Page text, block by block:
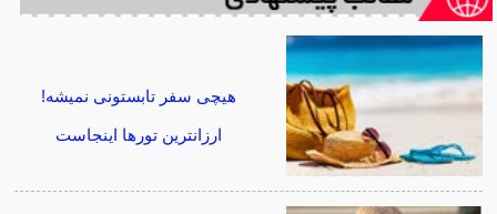
هیچی سفر تابستونی نمیشه!
ارزانترین تورها اینجاست